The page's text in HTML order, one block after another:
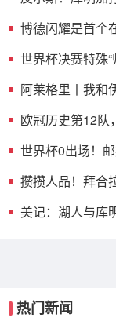
博德闪耀是首个
世界杯决赛特殊
阿莱格里丨我和
欧冠历史第12队
世界杯0出场！
攒攒人品！拜合
美记：湖人与库
热门新闻